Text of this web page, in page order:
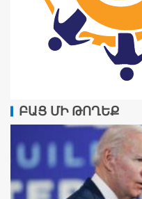
ԲԱՑ ՄԻ ԹՈՂԵՔ